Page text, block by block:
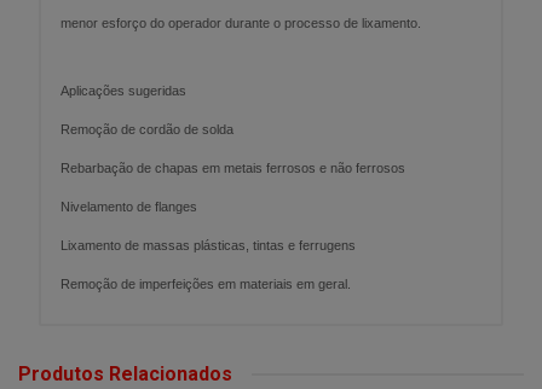
menor esforço do operador durante o processo de lixamento.
Aplicações sugeridas
Remoção de cordão de solda
Rebarbação de chapas em metais ferrosos e não ferrosos
Nivelamento de flanges
Lixamento de massas plásticas, tintas e ferrugens
Remoção de imperfeições em materiais em geral.
Produtos Relacionados